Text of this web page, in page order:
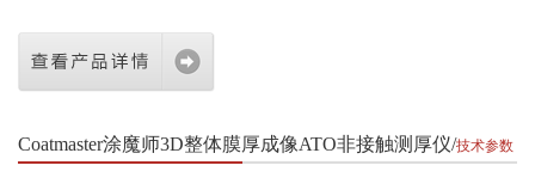
Coatmaster涂魔师3D整体膜厚成像ATO非接触测厚仪 技术参数